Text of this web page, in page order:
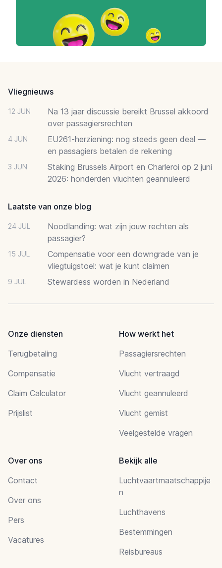
Vliegnieuws
12 JUN
Na 13 jaar discussie bereikt Brussel akkoord
over passagiersrechten
4 JUN
EU261-herziening: nog steeds geen deal —
en passagiers betalen de rekening
3 JUN
Staking Brussels Airport en Charleroi op 2 juni
2026: honderden vluchten geannuleerd
Laatste van onze blog
24 JUL
Noodlanding: wat zijn jouw rechten als
passagier?
15 JUL
Compensatie voor een downgrade van je
vliegtuigstoel: wat je kunt claimen
9 JUL Stewardess worden in Nederland
Onze diensten
Terugbetaling
Compensatie
Claim Calculator
Prijslist
How werkt het
Passagiersrechten
Vlucht vertraagd
Vlucht geannuleerd
Vlucht gemist
Veelgestelde vragen
Over ons
Contact
Over ons
Pers
Vacatures
Bekijk alle
Luchtvaartmaatschappije
n
Luchthavens
Bestemmingen
Reisbureaus